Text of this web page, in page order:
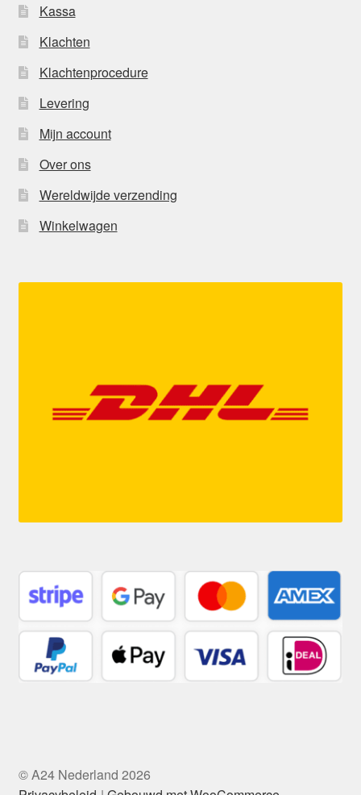
Kassa
Klachten
Klachtenprocedure
Levering
Mijn account
Over ons
Wereldwijde verzending
Winkelwagen
© A24 Nederland 2026